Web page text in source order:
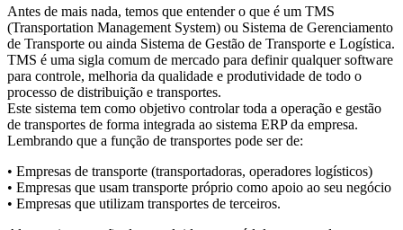
Antes de mais nada, temos que entender o que é um TMS
(Transportation Management System) ou Sistema de Gerenciamento
de Transporte ou ainda Sistema de Gestão de Transporte e Logística.
TMS é uma sigla comum de mercado para definir qualquer software
para controle, melhoria da qualidade e produtividade de todo o
processo de distribuição e transportes.
Este sistema tem como objetivo controlar toda a operação e gestão
de transportes de forma integrada ao sistema ERP da empresa.
Lembrando que a função de transportes pode ser de:
• Empresas de transporte (transportadoras, operadores logísticos)
• Empresas que usam transporte próprio como apoio ao seu negócio
• Empresas que utilizam transportes de terceiros.